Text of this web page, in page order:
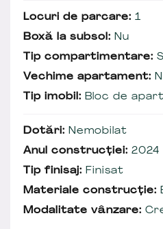
Locuri de parcare: 1
Boxă la subsol: Nu
Tip compartimentare:
Vechime apartament:
Tip imobil: Bloc de
Dotări: Nemobilat
Anul construcției: 2024
Tip finisaj: Finisat
Materiale construcție:
Modalitate vânzare: